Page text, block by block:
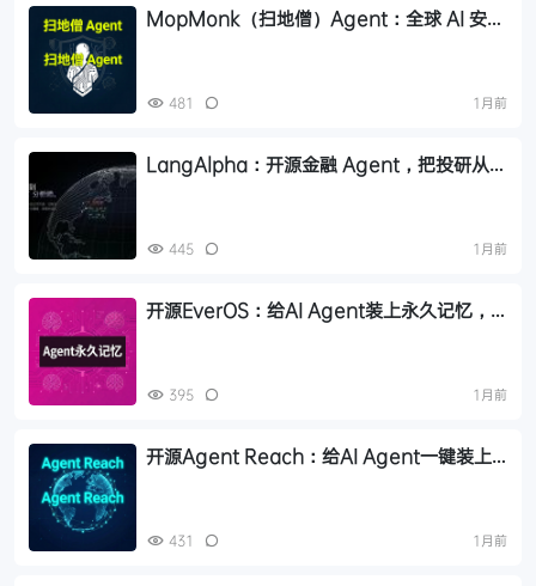
MopMonk（扫地僧）Agent：全球 AI 安全
481 1月前
LangAlpha：开源金融 Agent，把投研从问
445 1月前
开源EverOS：给AI Agent装上永久记忆，
395 1月前
开源Agent Reach：给AI Agent一键装上
431 1月前